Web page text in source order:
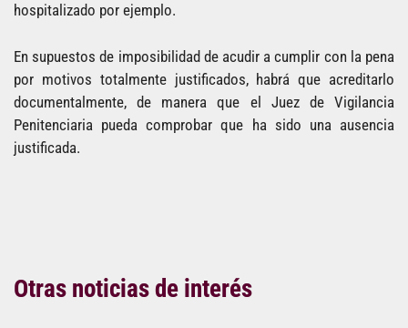
hospitalizado por ejemplo.
En supuestos de imposibilidad de acudir a cumplir con la pena
por motivos totalmente justificados, habrá que acreditarlo
documentalmente, de manera que el Juez de Vigilancia
Penitenciaria pueda comprobar que ha sido una ausencia
justificada.
Otras noticias de interés